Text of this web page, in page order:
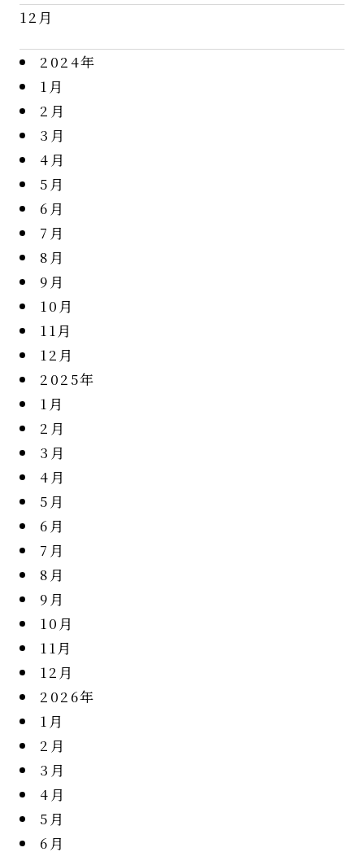
12月
2024年
1月
2月
3月
4月
5月
6月
7月
8月
9月
10月
11月
12月
2025年
1月
2月
3月
4月
5月
6月
7月
8月
9月
10月
11月
12月
2026年
1月
2月
3月
4月
5月
6月